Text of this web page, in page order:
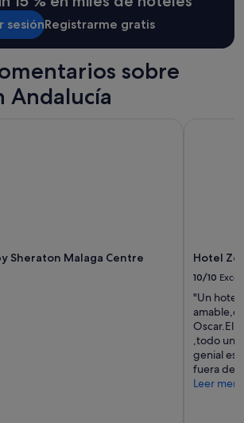
sesiónRegistrarme gratis
sobre
Andalucía
Sheraton Malaga Centre Hotel
10/10
"Un hotel
Oscar.El
,todo un
genial es
fuera de
Leer